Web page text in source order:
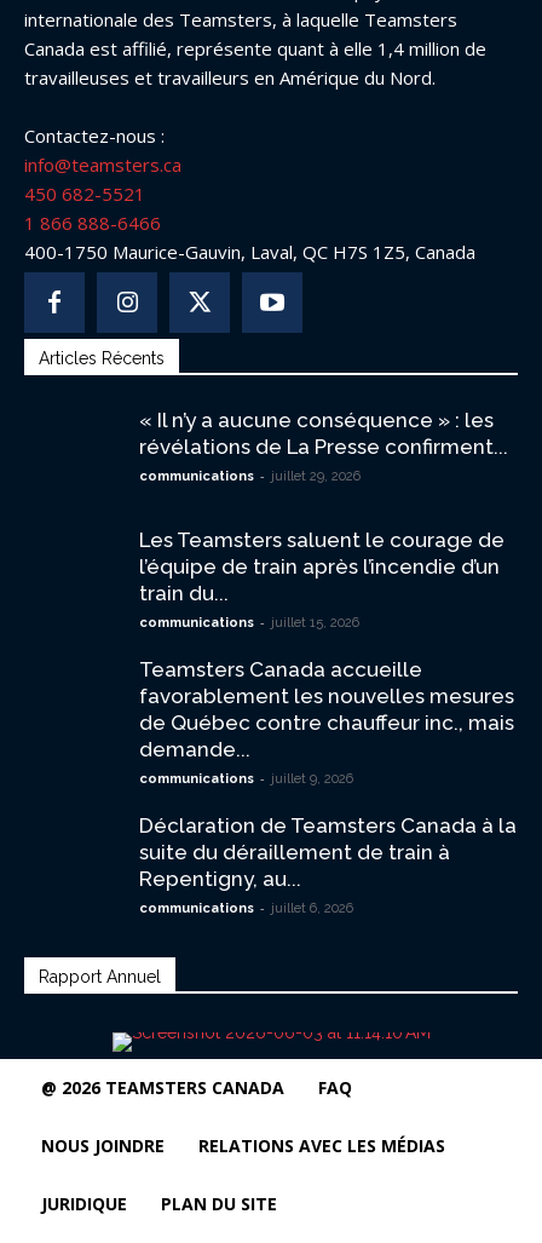
internationale des Teamsters, à laquelle Teamsters
Canada est affilié, représente quant à elle 1,4 million de
travailleuses et travailleurs en Amérique du Nord.
Contactez-nous :
info@teamsters.ca
450 682-5521
1 866 888-6466
400-1750 Maurice-Gauvin, Laval, QC H7S 1Z5, Canada
Articles Récents
« Il n’y a aucune conséquence » : les
révélations de La Presse confirment...
communications - juillet 29, 2026
Les Teamsters saluent le courage de
l’équipe de train après l’incendie d’un
train du...
communications - juillet 15, 2026
Teamsters Canada accueille
favorablement les nouvelles mesures
de Québec contre chauffeur inc., mais
demande...
communications - juillet 9, 2026
Déclaration de Teamsters Canada à la
suite du déraillement de train à
Repentigny, au...
communications - juillet 6, 2026
Rapport Annuel
@ 2026 TEAMSTERS CANADA FAQ
NOUS JOINDRE RELATIONS AVEC LES MÉDIAS
JURIDIQUE PLAN DU SITE